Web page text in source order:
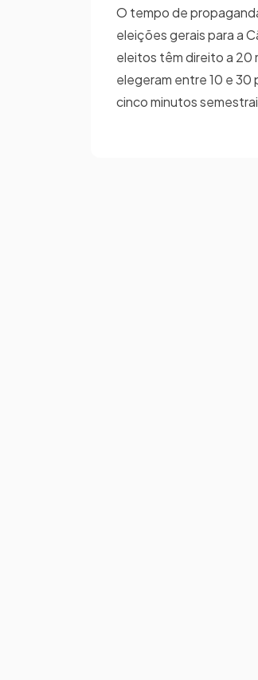
O tempo de
eleições gerais para a
eleitos têm direito a 20
elegeram entre 10 e
cinco minutos